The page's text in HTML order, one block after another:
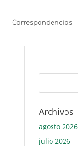
Correspondencias
Archivos
agosto 2026
julio 2026